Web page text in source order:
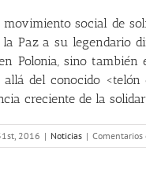
movimiento social de
Paz a su legendario
Polonia, sino
del conocido
creciente de la
2016 | Noticias | Comentarios